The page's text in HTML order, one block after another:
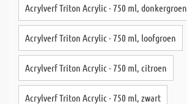
Acrylverf Triton Acrylic - 750 ml, donkergroen
Acrylverf Triton Acrylic - 750 ml, loofgroen
Acrylverf Triton Acrylic - 750 ml, citroen
Acrylverf Triton Acrylic - 750 ml, zwart